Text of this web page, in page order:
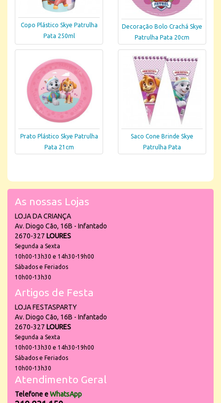
Copo Plástico Skye Patrulha
Pata 250ml
Decoração Bolo Crachá Skye
Patrulha Pata 20cm
Prato Plástico Skye Patrulha
Pata 21cm
Saco Cone Brinde Skye
Patrulha Pata
As nossas Lojas
LOJA DA CRIANÇA
Av. Diogo Cão, 16B - Infantado
2670-327 LOURES
Segunda a Sexta
10h00-13h30 e 14h30-19h00
Sábados e Feriados
10h00-13h30
Artigos de Festa
LOJA FESTASPARTY
Av. Diogo Cão, 16B - Infantado
2670-327 LOURES
Segunda a Sexta
10h00-13h30 e 14h30-19h00
Sábados e Feriados
10h00-13h30
Atendimento Geral
Telefone eWhatsApp